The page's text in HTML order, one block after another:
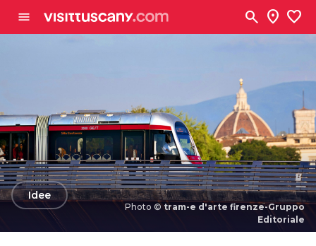
menu search location_on favorite
Photo ©tram-e d'arte firenze-Gruppo
Editoriale
arrow_backIdee